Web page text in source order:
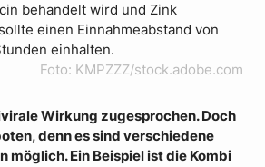
behandelt wird und Zink
einen Einnahmeabstand von
einhalten.
Foto: KMPZZZ/stock.adobe.com
Wirkung zugesprochen. Doch
denn es sind verschiedene
möglich. Ein Beispiel ist die Kombi